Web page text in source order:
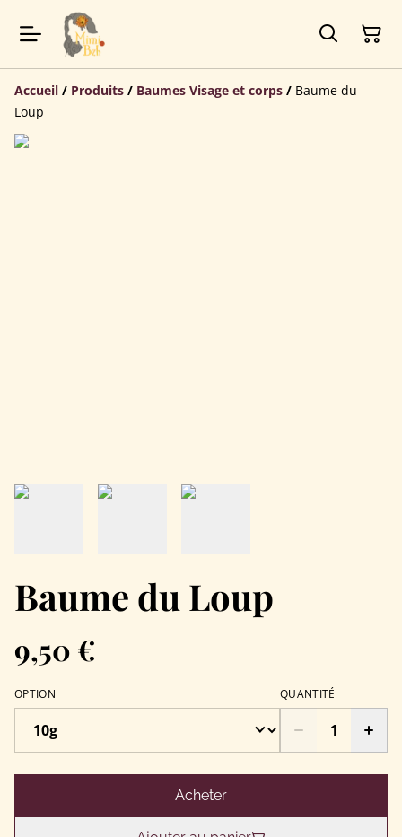
Accueil / Produits / Baumes Visage et corps / Baume du
Loup
Baume du Loup
9,50 €
OPTION QUANTITÉ
Acheter